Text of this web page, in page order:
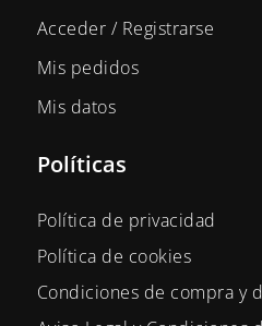
Acceder / Registrarse
Mis pedidos
Mis datos
Políticas
Política de privacidad
Política de cookies
Condiciones de compra y